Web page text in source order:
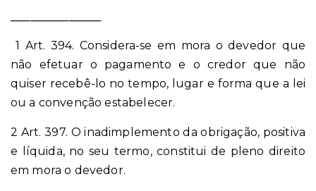
1 Art. 394. Considera-se em mora o devedor que
não efetuar o pagamento e o credor que não
quiser recebê-lo no tempo, lugar e forma que a lei
ou a convenção estabelecer.
2 Art. 397. O inadimplemento da obrigação, positiva
e líquida, no seu termo, constitui de pleno direito
em mora o devedor.